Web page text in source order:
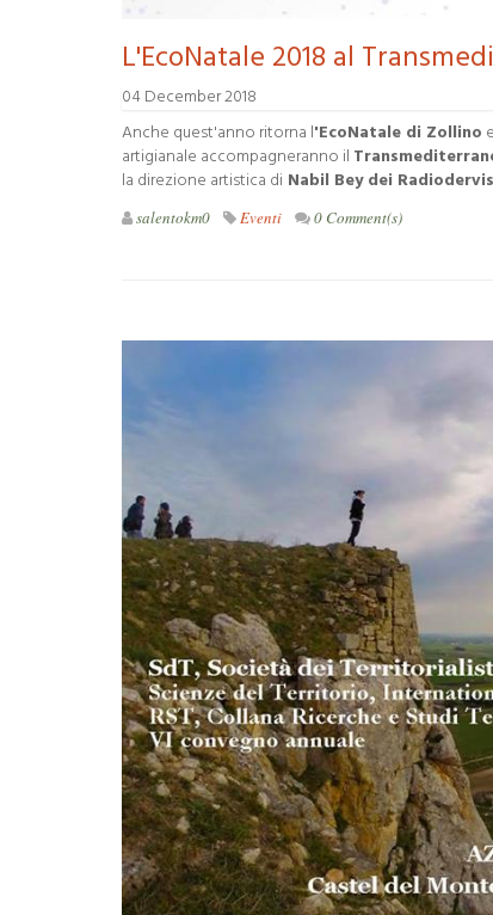
L'EcoNatale 2018 al
04 December 2018
Anche quest'anno ritorna l'EcoNatale di Zollino
artigianale accompagneranno il
la direzione artistica di Nabil Bey dei
salentokm0 Eventi 0 Comment(s)